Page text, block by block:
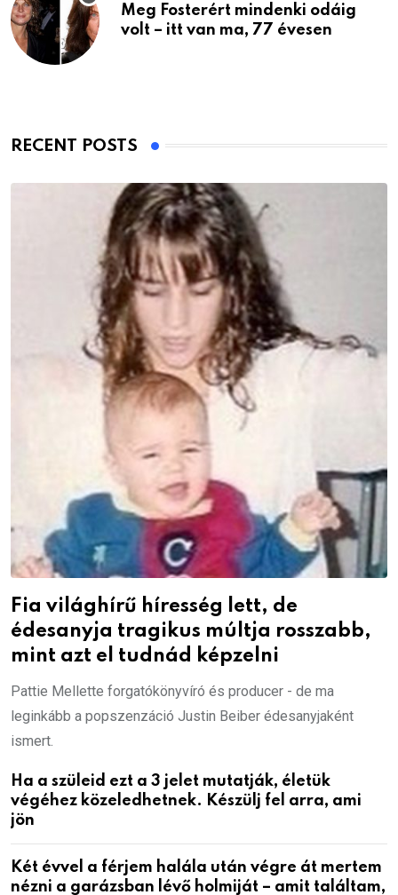
Meg Fosterért mindenki odáig
volt – itt van ma, 77 évesen
RECENT POSTS
Fia világhírű híresség lett, de
édesanyja tragikus múltja rosszabb,
mint azt el tudnád képzelni
Pattie Mellette forgatókönyvíró és producer - de ma
leginkább a popszenzáció Justin Beiber édesanyjaként
ismert.
Ha a szüleid ezt a 3 jelet mutatják, életük
végéhez közeledhetnek. Készülj fel arra, ami
jön
Két évvel a férjem halála után végre át mertem
nézni a garázsban lévő holmiját – amit találtam,